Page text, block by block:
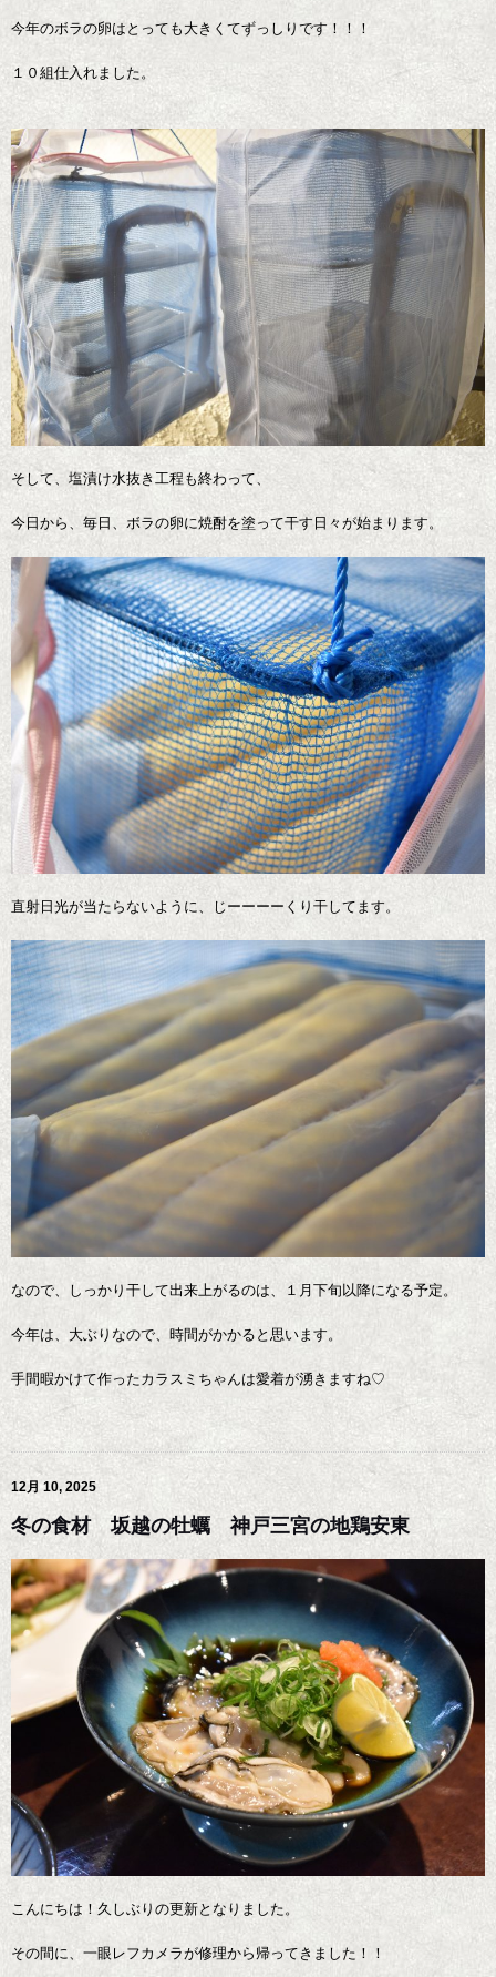
今年のボラの卵はとっても大きくてずっしりです！！！
１０組仕入れました。
そして、塩漬け水抜き工程も終わって、
今日から、毎日、ボラの卵に焼酎を塗って干す日々が始まります。
直射日光が当たらないように、じーーーーくり干してます。
なので、しっかり干して出来上がるのは、１月下旬以降になる予定。
今年は、大ぶりなので、時間がかかると思います。
手間暇かけて作ったカラスミちゃんは愛着が湧きますね♡
12月 10, 2025
冬の食材 坂越の牡蠣 神戸三宮の地鶏安東
こんにちは！久しぶりの更新となりました。
その間に、一眼レフカメラが修理から帰ってきました！！